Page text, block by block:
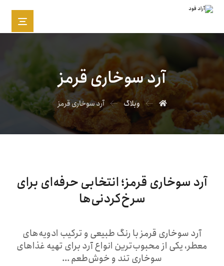
آرد سوخاری قرمز
وبلاگ آرد سوخاری قرمز
آرد سوخاری قرمز؛ انتخابی حرفه‌ای برای
سرخ‌کردنی‌ها
آرد سوخاری قرمز با رنگ طبیعی و ترکیب ادویه‌های
معطر، یکی از محبوب‌ترین انواع آرد برای تهیه غذاهای
سوخاری تند و خوش‌طعم ...